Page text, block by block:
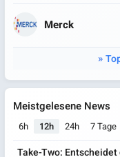
Merck
Meistgelesene News
6h 12h 24h 7 Tage
Take-Two: